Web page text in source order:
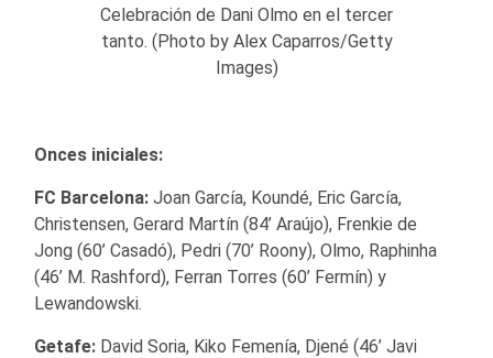
Celebración de Dani Olmo en el tercer
tanto. (Photo by Alex Caparros/Getty
Images)
Onces iniciales:
FC Barcelona: Joan García, Koundé, Eric García,
Christensen, Gerard Martín (84’ Araújo), Frenkie de
Jong (60’ Casadó), Pedri (70’ Roony), Olmo, Raphinha
(46’ M. Rashford), Ferran Torres (60’ Fermín) y
Lewandowski.
Getafe: David Soria, Kiko Femenía, Djené (46’ Javi